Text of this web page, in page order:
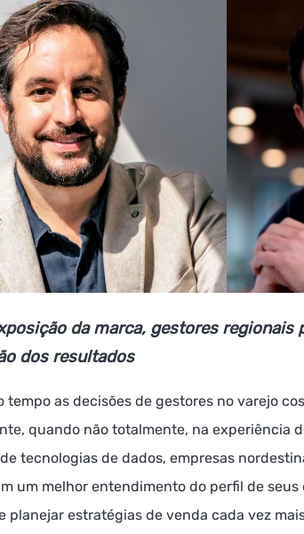
da marca, gestores regionais
dos resultados
tempo as decisões de gestores no varejo
quando não totalmente, na experiência
tecnologias de dados, empresas
um melhor entendimento do perfil de
planejar estratégias de venda cada vez